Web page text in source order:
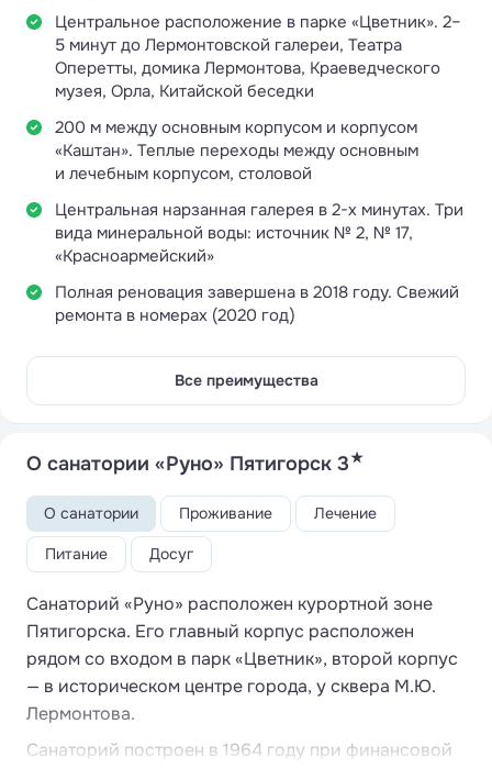
Центральное расположение в парке «Цветник». 2–
5 минут до Лермонтовской галереи, Театра
Оперетты, домика Лермонтова, Краеведческого
музея, Орла, Китайской беседки
200 м между основным корпусом и корпусом
«Каштан». Теплые переходы между основным
и лечебным корпусом, столовой
Центральная нарзанная галерея в 2-х минутах. Три
вида минеральной воды: источник № 2, № 17,
«Красноармейский»
Полная реновация завершена в 2018 году. Свежий
ремонта в номерах (2020 год)
Все преимущества
О санатории «Руно» Пятигорск 3★
О санатории Проживание Лечение
Питание Досуг
Санаторий «Руно» расположен курортной зоне
Пятигорска. Его главный корпус расположен
рядом со входом в парк «Цветник», второй корпус
— в историческом центре города, у сквера М.Ю.
Лермонтова.
Санаторий построен в 1964 году при финансовой